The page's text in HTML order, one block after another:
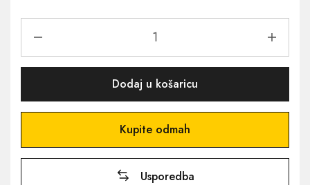
Dodaj u košaricu
Kupite odmah
Usporedba